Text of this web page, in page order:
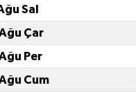
Sal
Çar
Per
Cum